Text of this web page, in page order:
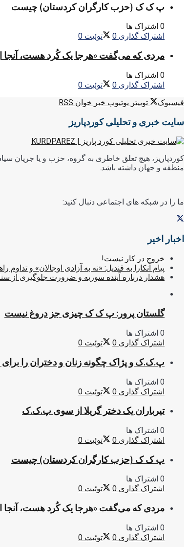
پ ک ک (حزب کارگران کردستان) چیست
0 اشتراک ها
اشتراک گذاری 0 توئیت 0
مردی که می‌گفت «هرجا یک کُرد هست، آنجا
0 اشتراک ها
اشتراک گذاری 0 توئیت 0
فیسبوک
توییتر یوتیوب خبر خوان RSS
سایت خبری و تحلیلی کوردپاریز
کوردپاریز، هیچ تعلق خاطری به گروه، حزب و یا جریان
منطقه و جهان داشته باشد.
ما را در شبکه های اجتماعی دنبال کنید:
اخبار اخیر
خروج در کار نیست!
پیام آنکارا به قندیل: «نه به آزادی اوجالان» و تداوم
هشدار درباره آینده سوریه و ضرورت جلوگیری از
گلستان پرور: پ ک ک چیزی جز دروغ نیست
0 اشتراک ها
اشتراک گذاری 0 توئیت 0
پ.ک.ک و پژاک چگونه زنان و دختران را
0 اشتراک ها
اشتراک گذاری 0 توئیت 0
تیرباران یک دختر گریلا از سوی پ.ک.ک
0 اشتراک ها
اشتراک گذاری 0 توئیت 0
پ ک ک (حزب کارگران کردستان) چیست
0 اشتراک ها
اشتراک گذاری 0 توئیت 0
مردی که می‌گفت «هرجا یک کُرد هست، آنجا
0 اشتراک ها
اشتراک گذاری 0 توئیت 0